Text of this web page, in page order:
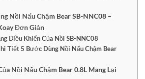
Nồi Nấu Chậm Bear SB-NNC08 –
Đơn Giản
Điều Khiển Của Nồi SB-NNC08
Tiết 5 Bước Dùng Nồi Nấu Chậm Bear
Nồi Nấu Chậm Bear 0.8L Mang Lại